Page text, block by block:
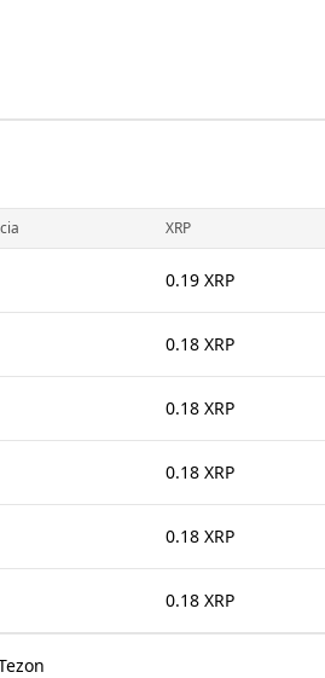
XRP
0.19 XRP
0.18 XRP
0.18 XRP
0.18 XRP
0.18 XRP
0.18 XRP